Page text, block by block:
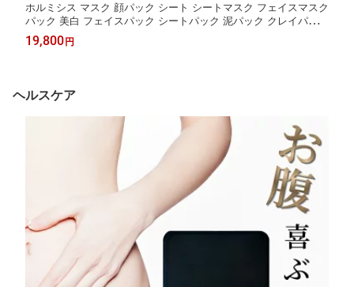
ホルミシス マスク 顔パック シート シートマスク フェイスマスク
パック 美白 フェイスパック シートパック 泥パック クレイパック
日本製 繰り返し使える 毎日使える マイナスイオン 玉川温泉 三朝
温泉 商品 ラドン 鉱石 バドガシュタイン鉱石
19,800円
ヘルスケア